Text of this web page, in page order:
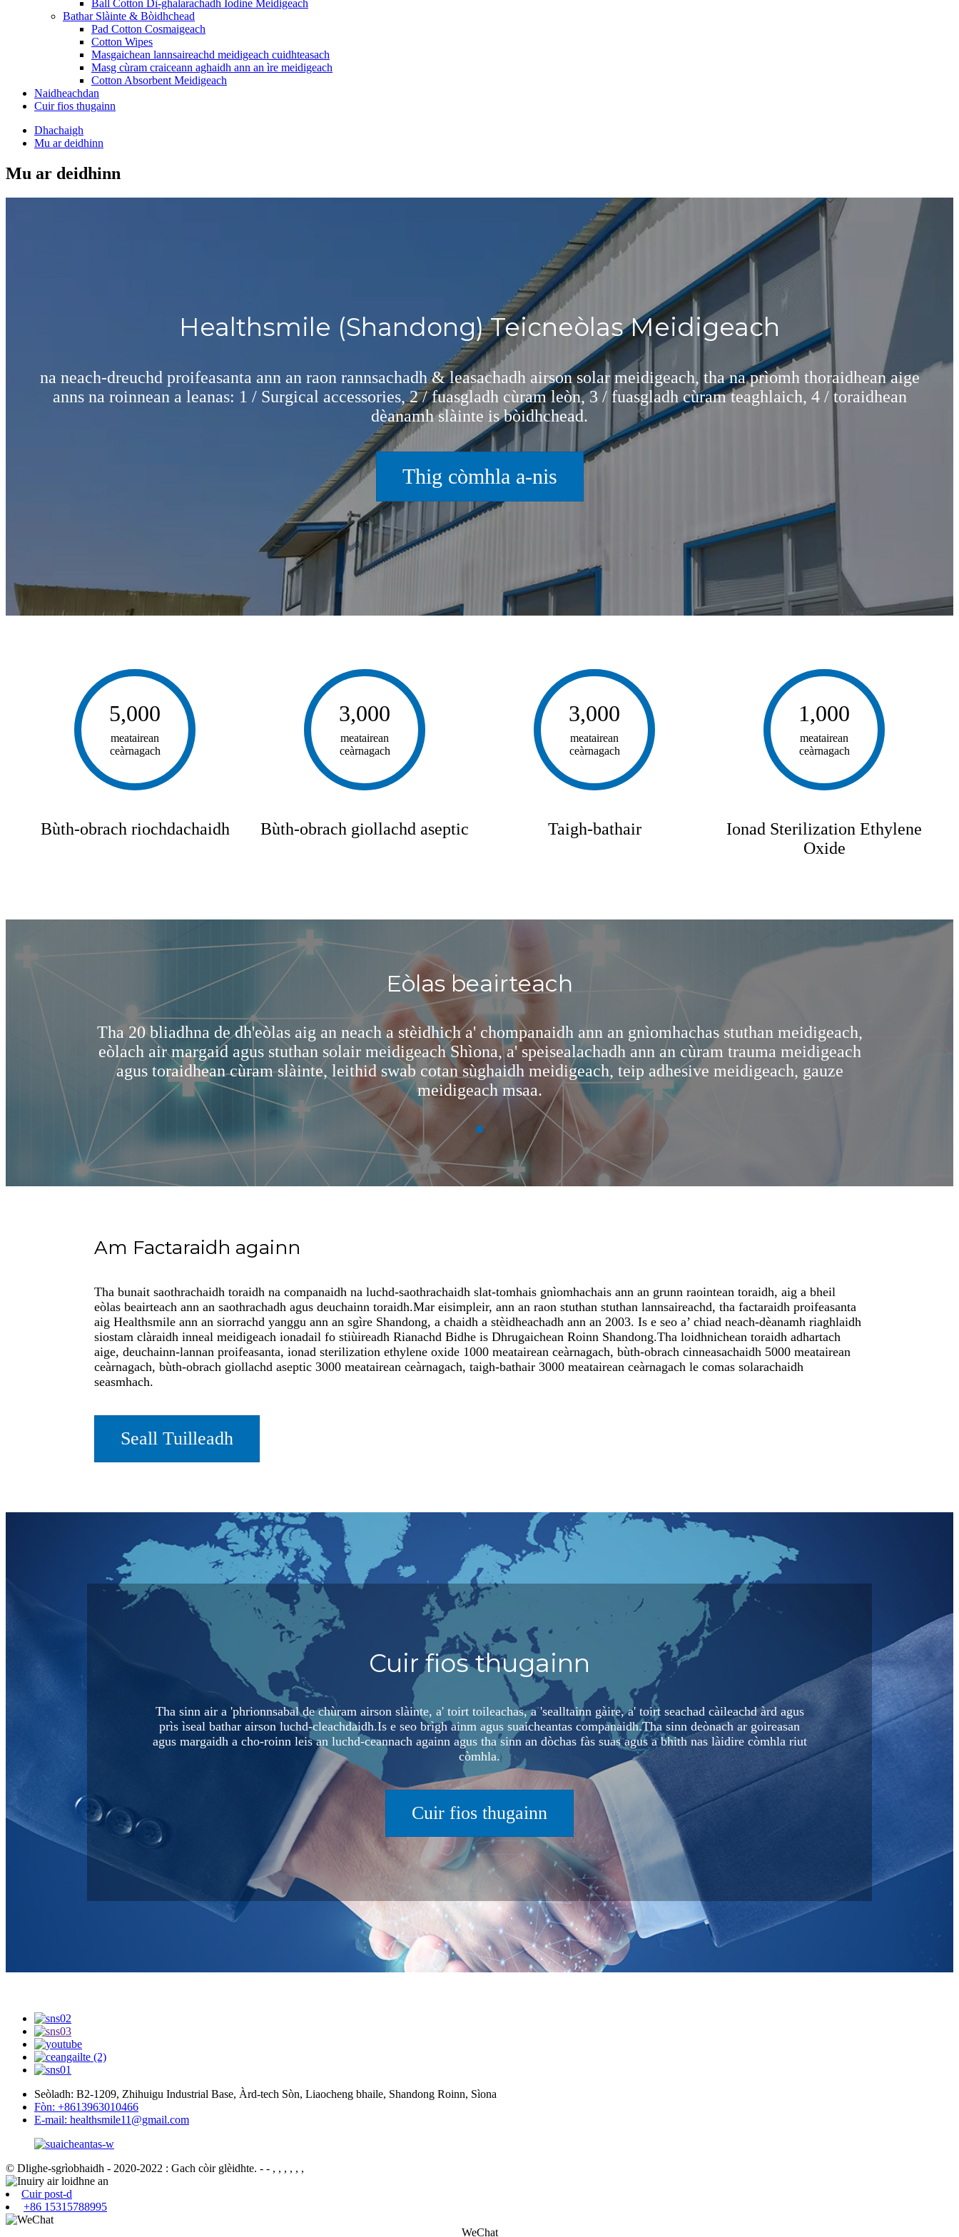
Ball Cotton Dì-ghalarachadh Iodine Meidigeach
Bathar Slàinte & Bòidhchead
Pad Cotton Cosmaigeach
Cotton Wipes
Masgaichean lannsaireachd meidigeach cuidhteasach
Masg cùram craiceann aghaidh ann an ìre meidigeach
Cotton Absorbent Meidigeach
Naidheachdan
Cuir fios thugainn
Dhachaigh
Mu ar deidhinn
Mu ar deidhinn
Healthsmile (Shandong) Teicneòlas Meidigeach
na neach-dreuchd proifeasanta ann an raon rannsachadh & leasachadh airson solar meidigeach, tha na prìomh thoraidhean aige
anns na roinnean a leanas: 1 / Surgical accessories, 2 / fuasgladh cùram leòn, 3 / fuasgladh cùram teaghlaich, 4 / toraidhean
dèanamh slàinte is bòidhchead.
Thig còmhla a-nis
5,000
meatairean
ceàrnagach
Bùth-obrach riochdachaidh
3,000
meatairean
ceàrnagach
Bùth-obrach giollachd aseptic
3,000
meatairean
ceàrnagach
Taigh-bathair
1,000
meatairean
ceàrnagach
Ionad Sterilization Ethylene
Oxide
Eòlas beairteach
gauze
Tha 20 bliadhna de dh'eòlas aig an neach a stèidhich a' chompanaidh ann an gnìomhachas stuthan meidigeach,
eòlach air margaid agus stuthan solair meidigeach Shìona, a' speisealachadh ann an cùram trauma meidigeach
agus toraidhean cùram slàinte, leithid swab cotan sùghaidh meidigeach, teip adhesive meidigeach, gauze
meidigeach msaa.
eòlach air
Am Factaraidh againn
Tha bunait saothrachaidh toraidh na companaidh na luchd-saothrachaidh slat-tomhais gnìomhachais ann an grunn raointean toraidh, aig a bheil
eòlas beairteach ann an saothrachadh agus deuchainn toraidh.Mar eisimpleir, ann an raon stuthan stuthan lannsaireachd, tha factaraidh proifeasanta
aig Healthsmile ann an siorrachd yanggu ann an sgìre Shandong, a chaidh a stèidheachadh ann an 2003. Is e seo a’ chiad neach-dèanamh riaghlaidh
siostam clàraidh inneal meidigeach ionadail fo stiùireadh Rianachd Bidhe is Dhrugaichean Roinn Shandong.Tha loidhnichean toraidh adhartach
aige, deuchainn-lannan proifeasanta, ionad sterilization ethylene oxide 1000 meatairean ceàrnagach, bùth-obrach cinneasachaidh 5000 meatairean
ceàrnagach, bùth-obrach giollachd aseptic 3000 meatairean ceàrnagach, taigh-bathair 3000 meatairean ceàrnagach le comas solarachaidh
seasmhach.
Seall Tuilleadh
Cuir fios thugainn
Tha sinn air a 'phrionnsabal de chùram airson slàinte, a' toirt toileachas, a 'sealltainn gàire, a' toirt seachad càileachd àrd agus
prìs ìseal bathar airson luchd-cleachdaidh.Is e seo brìgh ainm agus suaicheantas companaidh.Tha sinn deònach ar goireasan
agus margaidh a cho-roinn leis an luchd-ceannach againn agus tha sinn an dòchas fàs suas agus a bhith nas làidire còmhla riut
còmhla.
Cuir fios thugainn
Seòladh: B2-1209, Zhihuigu Industrial Base, Àrd-tech Sòn, Liaocheng bhaile, Shandong Roinn, Sìona
Fòn: +8613963010466
E-mail: healthsmile11@gmail.com
© Dlighe-sgrìobhaidh - 2020-2022 : Gach còir glèidhte. - - , , , , , ,
Cuir post-d
+86 15315788995
WeChat